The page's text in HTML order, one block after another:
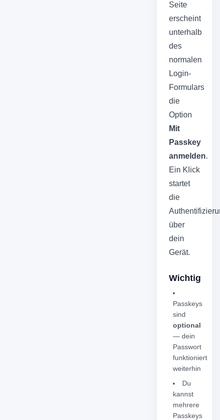
Seite
erscheint
unterhalb
des
normalen
Login-
Formulars
die
Option
Mit
Passkey
anmelden.
Ein Klick
startet
die
über
dein
Gerät.
Wichtig
Passkeys
sind
optional
— dein
Passwort
funktioniert
weiterhin
Du
kannst
mehrere
Passkeys